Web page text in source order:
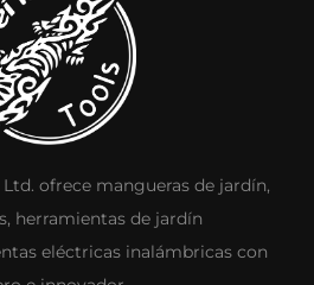
ofrece mangueras de jardín,
herramientas de jardín
eléctricas inalámbricas con